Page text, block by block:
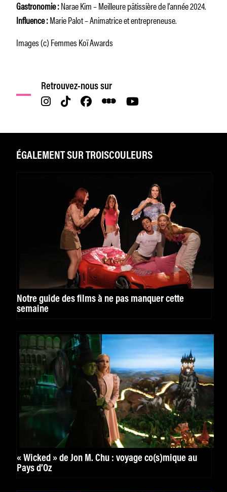
Gastronomie :Narae Kim – Meilleure pâtissière de l’année 2024.
Influence :Marie Palot – Animatrice et entrepreneuse.
Images (c) Femmes Koï Awards
Retrouvez-nous sur
ÉGALEMENT SUR TROISCOULEURS
Notre guide des films à ne pas manquer cette
semaine
« Wicked » de Jon M. Chu : voyage co(s)mique au
Pays d’Oz